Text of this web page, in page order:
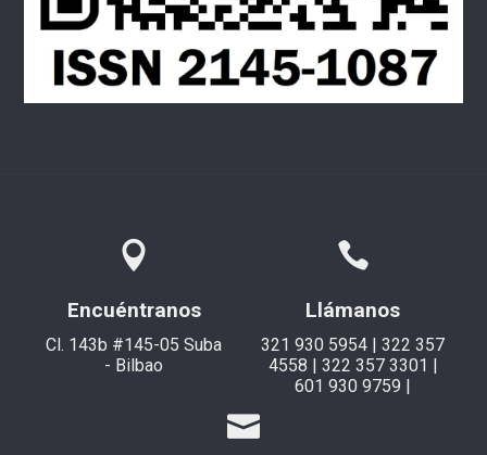
Encuéntranos
Cl. 143b #145-05 Suba
- Bilbao
Llámanos
321 930 5954 | 322 357
4558 | 322 357 3301 |
601 930 9759 |